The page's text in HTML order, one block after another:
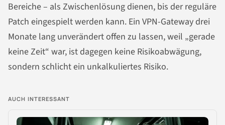
Bereiche – als Zwischenlösung dienen, bis der reguläre
Patch eingespielt werden kann. Ein VPN-Gateway drei
Monate lang unverändert offen zu lassen, weil „gerade
keine Zeit“ war, ist dagegen keine Risikoabwägung,
sondern schlicht ein unkalkuliertes Risiko.
AUCH INTERESSANT